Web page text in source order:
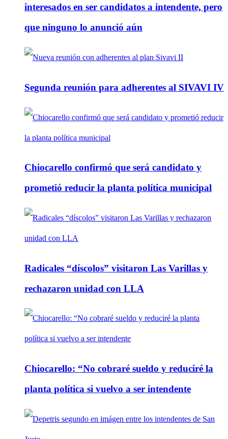
interesados en ser candidatos a intendente, pero
que ninguno lo anunció aún
Segunda reunión para adherentes al SIVAVI IV
Chiocarello confirmó que será candidato y
prometió reducir la planta política municipal
Radicales “díscolos” visitaron Las Varillas y
rechazaron unidad con LLA
Chiocarello: “No cobraré sueldo y reduciré la
planta política si vuelvo a ser intendente